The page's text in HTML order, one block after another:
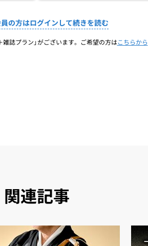
の方はログインして続きを読む
誌プラン」がございます。ご希望の方はこちらから
関連記事